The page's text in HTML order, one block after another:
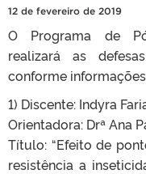
12 de fevereiro de 2019
O Programa de
realizará as
conforme
1) Discente: Indyra
Orientadora: Drª Ana
Título: “Efeito de
resistência a